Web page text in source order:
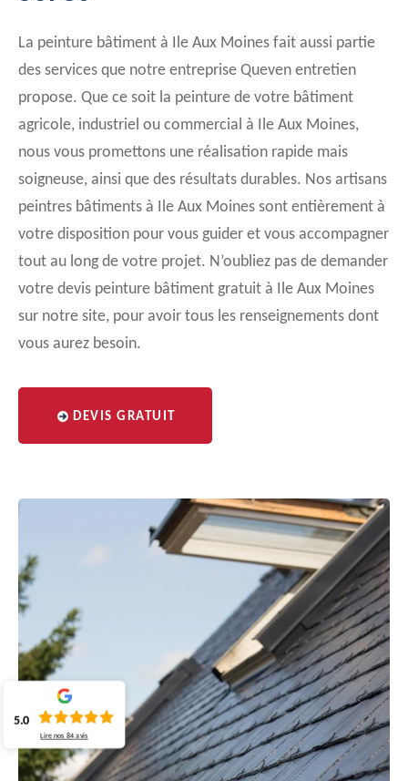
La peinture bâtiment à Ile Aux Moines fait aussi partie
des services que notre entreprise Queven entretien
propose. Que ce soit la peinture de votre bâtiment
agricole, industriel ou commercial à Ile Aux Moines,
nous vous promettons une réalisation rapide mais
soigneuse, ainsi que des résultats durables. Nos artisans
peintres bâtiments à Ile Aux Moines sont entièrement à
votre disposition pour vous guider et vous accompagner
tout au long de votre projet. N’oubliez pas de demander
votre devis peinture bâtiment gratuit à Ile Aux Moines
sur notre site, pour avoir tous les renseignements dont
vous aurez besoin.
DEVIS GRATUIT
5.0
Lire nos84 avis